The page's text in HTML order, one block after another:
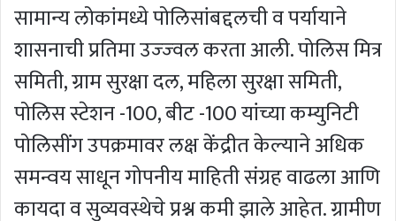
सामान्य लोकांमध्ये पोलिसांबद्दलची व पर्यायाने
शासनाची प्रतिमा उज्‍ज्‍वल करता आली. पोलिस मित्र
समिती, ग्राम सुरक्षा दल, महिला सुरक्षा समिती,
पोलिस स्टेशन -100, बीट -100 यांच्या कम्युनिटी
पोलिसींग उपक्रमावर लक्ष केंद्रीत केल्याने अधिक
समन्वय साधून गोपनीय माहिती संग्रह वाढला आणि
कायदा व सुव्यवस्थेचे प्रश्न कमी झाले आहेत. ग्रामीण